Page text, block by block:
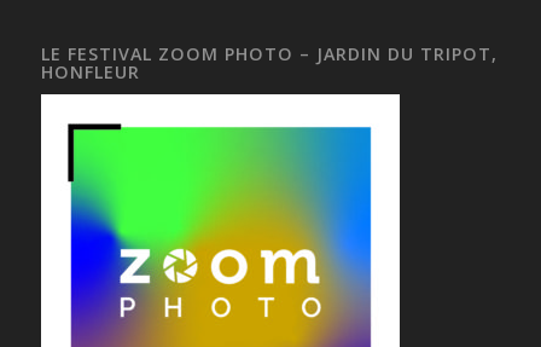
LE FESTIVAL ZOOM PHOTO – JARDIN DU TRIPOT,
HONFLEUR